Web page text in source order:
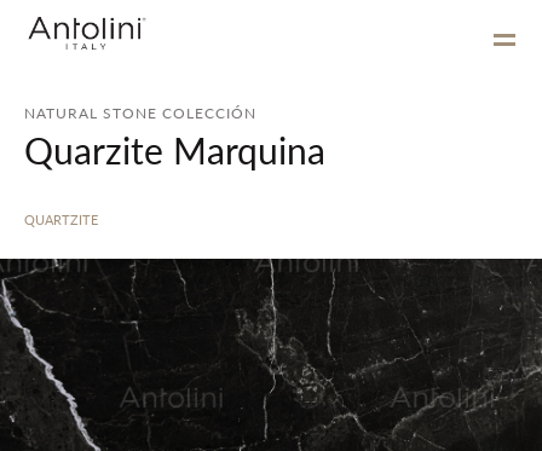
NATURAL STONE COLECCIÓN
Quarzite Marquina
QUARTZITE